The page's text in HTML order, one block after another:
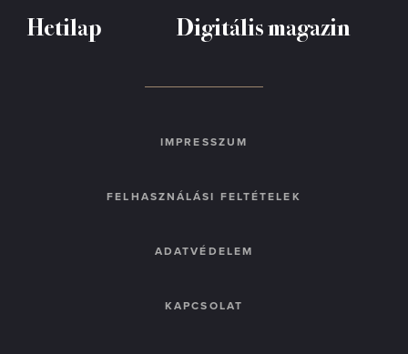
Hetilap Digitális magazin
IMPRESSZUM
FELHASZNÁLÁSI FELTÉTELEK
ADATVÉDELEM
KAPCSOLAT